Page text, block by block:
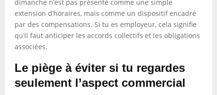
dimanche n’est pas présenté comme une simple
extension d’horaires, mais comme un dispositif encadré
par des compensations. Si tu es employeur, cela signifie
qu’il faut anticiper les accords collectifs et les obligations
associées.
Le piège à éviter si tu regardes
seulement l’aspect commercial